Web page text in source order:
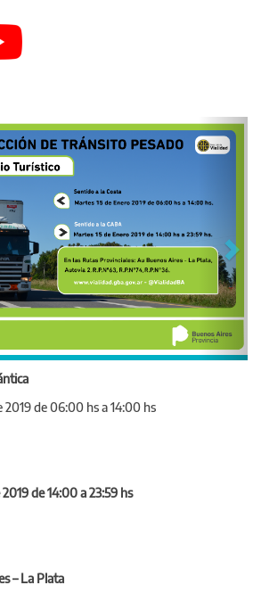
2019 de 06:00 hs a 14:00 hs
de 14:00 a 23:59 hs
– La Plata